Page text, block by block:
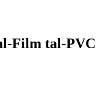
Film tal-PVC